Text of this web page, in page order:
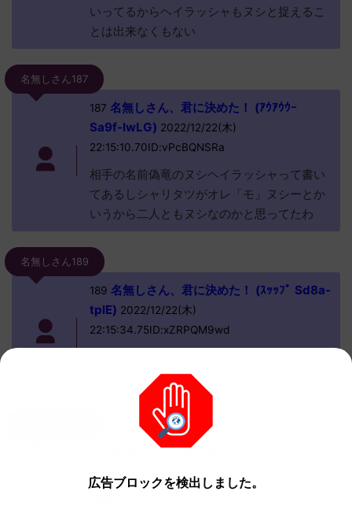
いってるからヘイラッシャもヌシと捉えるこ
とは出来なくもない
名無しさん187
187 名無しさん、君に決めた！ (ｱｳｱｳｳｰ
Sa9f-lwLG) 2022/12/22(木)
22:15:10.70ID:vPcBQNSRa
相手の名前偽竜のヌシヘイラッシャって書い
てあるしシャリタツがオレ「モ」ヌシーとか
いうから二人ともヌシなのかと思ってたわ
名無しさん189
189 名無しさん、君に決めた！ (ｽｯｯﾌﾟ Sd8a-
tplE) 2022/12/22(木)
22:15:34.75ID:xZRPQM9wd
一つのヌシだと思ってるんだろうな
名無しさん、君に決めた！ (JP 0H1b-
JDfe)
広告ブロックを検出しました。